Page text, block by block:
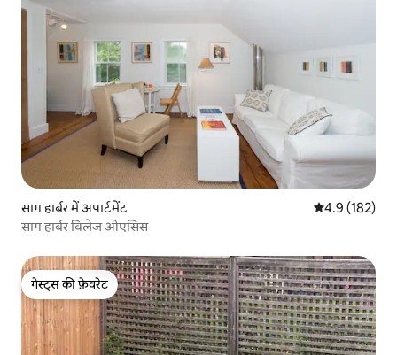
साग हार्बर में अपार्टमेंट औसत रेटिंग 5 में
4.9 (182)
साग हार्बर विलेज ओएसिस
गेस्ट्स की फ़ेवरेट
गेस्ट्स की फ़ेवरेट